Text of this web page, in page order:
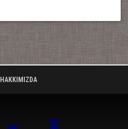
HAKKIMIZDA